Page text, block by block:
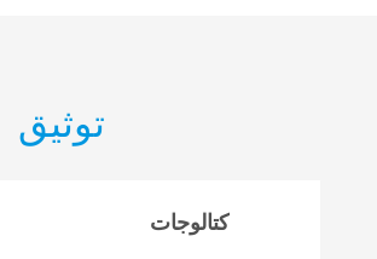
توثيق
كتالوجات